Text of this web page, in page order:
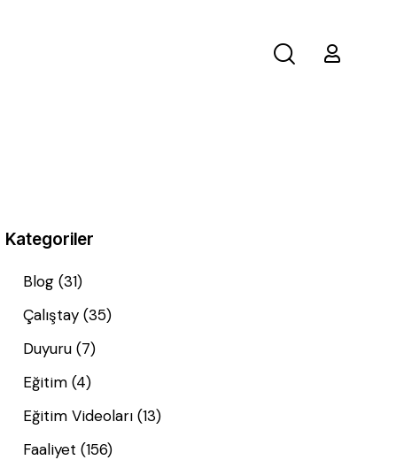
Kategoriler
Blog (31)
Çalıştay (35)
Duyuru (7)
Eğitim (4)
Eğitim Videoları (13)
Faaliyet (156)